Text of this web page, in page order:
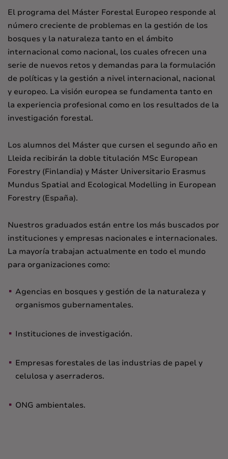
El programa del Máster Forestal Europeo responde al
número creciente de problemas en la gestión de los
bosques y la naturaleza tanto en el ámbito
internacional como nacional, los cuales ofrecen una
serie de nuevos retos y demandas para la formulación
de políticas y la gestión a nivel internacional, nacional
y europeo. La visión europea se fundamenta tanto en
la experiencia profesional como en los resultados de la
investigación forestal.
Los alumnos del Máster que cursen el segundo año en
Lleida recibirán la doble titulación MSc European
Forestry (Finlandia) y Máster Universitario Erasmus
Mundus Spatial and Ecological Modelling in European
Forestry (España).
Nuestros graduados están entre los más buscados por
instituciones y empresas nacionales e internacionales.
La mayoría trabajan actualmente en todo el mundo
para organizaciones como:
Agencias en bosques y gestión de la naturaleza y
organismos gubernamentales.
Instituciones de investigación.
Empresas forestales de las industrias de papel y
celulosa y aserraderos.
ONG ambientales.